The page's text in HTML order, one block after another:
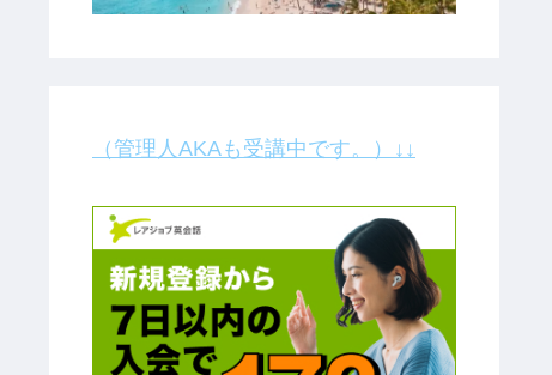
（管理人AKAも受講中です。）↓↓